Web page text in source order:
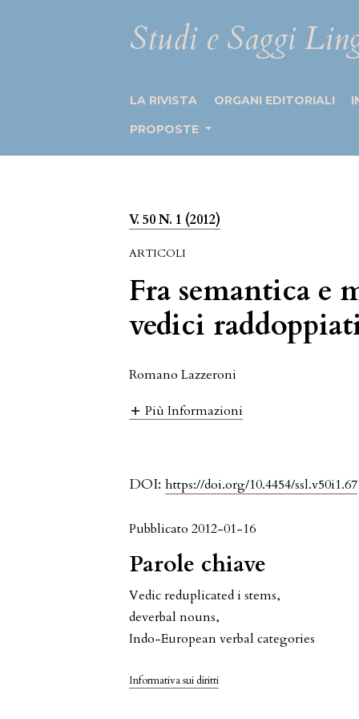
Studi e Saggi
LA RIVISTA ORGANI EDITORIALI
PROPOSTE
V. 50 N. 1 (2012)
ARTICOLI
Fra semantica e
vedici
Romano Lazzeroni
Più Informazioni
DOI:https://doi.org/10.4454/ssl.v50i1.67
Pubblicato 2012-01-16
Parole chiave
Vedic reduplicated i stems,
deverbal nouns,
Indo-European verbal categories
Informativa sui diritti